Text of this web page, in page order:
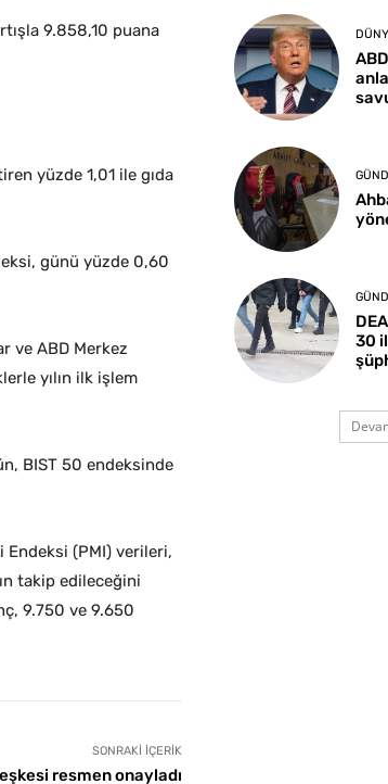
9.858,10 puana
yüzde 1,01 ile gıda
günü yüzde 0,60
ve ABD Merkez
yılın ilk işlem
BIST 50 endeksinde
Endeksi (PMI) verileri,
takip edileceğini
9.750 ve 9.650
SONRAKI İÇERIK
resmen onayladı
30